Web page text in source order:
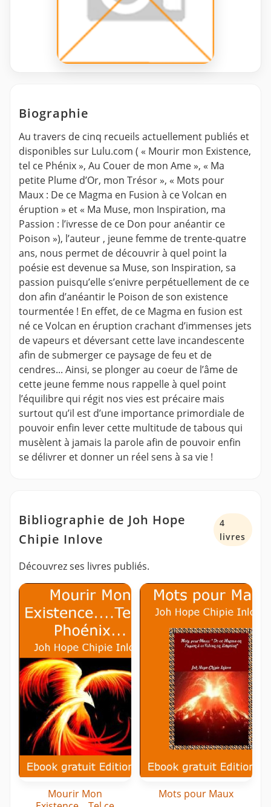
Biographie
Au travers de cinq recueils actuellement publiés et
disponibles sur Lulu.com ( « Mourir mon Existence,
tel ce Phénix », Au Couer de mon Ame », « Ma
petite Plume d’Or, mon Trésor », « Mots pour
Maux : De ce Magma en Fusion à ce Volcan en
éruption » et « Ma Muse, mon Inspiration, ma
Passion : l’ivresse de ce Don pour anéantir ce
Poison »), l’auteur , jeune femme de trente-quatre
ans, nous permet de découvrir à quel point la
poésie est devenue sa Muse, son Inspiration, sa
passion puisqu’elle s’enivre perpétuellement de ce
don afin d’anéantir le Poison de son existence
tourmentée ! En effet, de ce Magma en fusion est
né ce Volcan en éruption crachant d’immenses jets
de vapeurs et déversant cette lave incandescente
afin de submerger ce paysage de feu et de
cendres... Ainsi, se plonger au coeur de l’âme de
cette jeune femme nous rappelle à quel point
l’équilibre qui régit nos vies est précaire mais
surtout qu’il est d’une importance primordiale de
pouvoir enfin lever cette multitude de tabous qui
musèlent à jamais la parole afin de pouvoir enfin
se délivrer et donner un réel sens à sa vie !
Bibliographie de Joh Hope
Chipie Inlove
4
livres
Découvrez ses livres publiés.
Mourir Mon
Mots pour Maux